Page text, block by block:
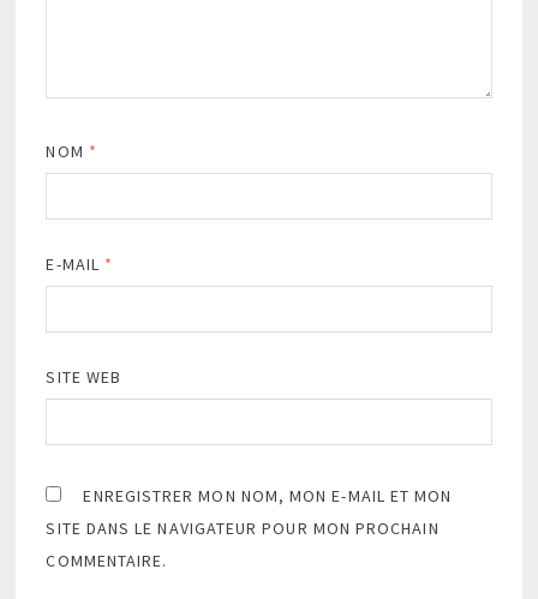
NOM *
E-MAIL *
SITE WEB
ENREGISTRER MON NOM, MON E-MAIL ET MON
SITE DANS LE NAVIGATEUR POUR MON PROCHAIN
COMMENTAIRE.